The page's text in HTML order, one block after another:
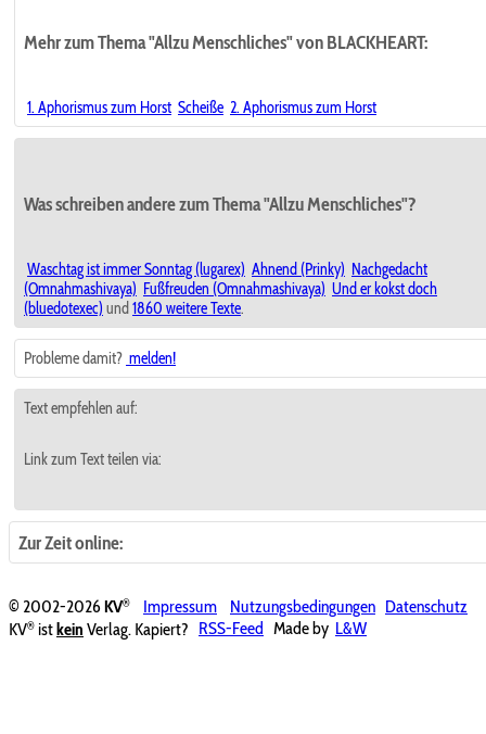
Mehr zum Thema "Allzu Menschliches" von BLACKHEART:
1. Aphorismus zum Horst Scheiße 2. Aphorismus zum Horst
Was schreiben andere zum Thema "Allzu Menschliches"?
Waschtag ist immer Sonntag (lugarex) Ahnend (Prinky) Nachgedacht
(Omnahmashivaya) Fußfreuden (Omnahmashivaya) Und er kokst doch
(bluedotexec) und 1860 weitere Texte.
Probleme damit? melden!
Text empfehlen auf:
Link zum Text teilen via:
Zur Zeit online:
© 2002-2026KV® Impressum Nutzungsbedingungen Datenschutz
KV® istkein Verlag. Kapiert? RSS-Feed Made by L&W